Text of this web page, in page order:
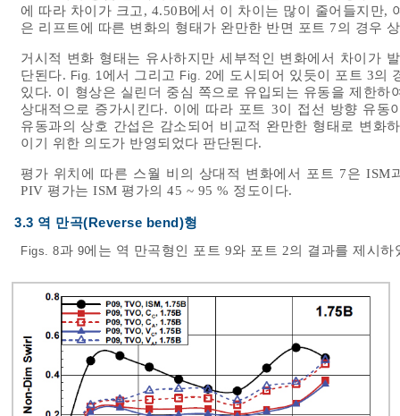
에 따라 차이가 크고, 4.50B에서 이 차이는 많이 줄어들지만,
은 리프트에 따른 변화의 형태가 완만한 반면 포트 7의 경우
거시적 변화 형태는 유사하지만 세부적인 변화에서 차이가
단된다. Fig. 1에서 그리고 Fig. 2에 도시되어 있듯이 포트 3의
있다. 이 형상은 실린더 중심 쪽으로 유입되는 유동을 제한
상대적으로 증가시킨다. 이에 따라 포트 3이 접선 방향 유
유동과의 상호 간섭은 감소되어 비교적 완만한 형태로 변화
이기 위한 의도가 반영되었다 판단된다.
평가 위치에 따른 스월 비의 상대적 변화에서 포트 7은
PIV 평가는 ISM 평가의 45 ~ 95 % 정도이다.
3.3 역 만곡(Reverse bend)형
Figs. 8과 9에는 역 만곡형인 포트 9와 포트 2의 결과를 제시하